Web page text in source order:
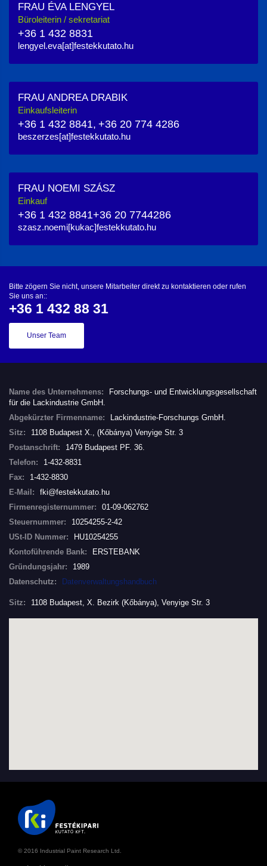
FRAU ÉVA LENGYEL
Büroleiterin / sekretariat
+36 1 432 8831
lengyel.eva[at]festekkutato.hu
FRAU ANDREA DRABIK
Einkaufsleiterin
+36 1 432 8841, +36 20 774 4286
beszerzes[at]festekkutato.hu
FRAU NOEMI SZÁSZ
Einkauf
+36 1 432 8841+36 20 7744286
szasz.noemi[kukac]festekkutato.hu
Bitte zögern Sie nicht, unsere Mitarbeiter direkt zu kontaktieren oder rufen
Sie uns an::
+36 1 432 88 31
Unser Team
Name des Unternehmens:
Forschungs- und Entwicklungsgesellschaft
für die Lackindustrie GmbH.
Abgekürzter Firmenname:
Lackindustrie-Forschungs GmbH.
Sitz:
1108 Budapest X., (Kőbánya) Venyige Str. 3
Postanschrift:
1479 Budapest PF. 36.
Telefon:
1-432-8831
Fax:
1-432-8830
E-Mail:
fki@festekkutato.hu
Firmenregisternummer:
01-09-062762
Steuernummer:
10254255-2-42
USt-ID Nummer:
HU10254255
Kontoführende Bank:
ERSTEBANK
Gründungsjahr:
1989
Datenschutz:
Datenverwaltungshandbuch
Sitz: 1108 Budapest, X. Bezirk (Kőbánya), Venyige Str. 3
© 2016 Industrial Paint Research Ltd.